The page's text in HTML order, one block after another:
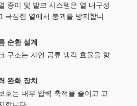
종이 및 발크 시스템은 열 내구성
극심한 열에서 붕괴를 방지합니
순환 설계
구조는 자연 공류 냉각 효율을 향
완화 장치
호는 내부 압력 축적을 줄이고 고
합니다.